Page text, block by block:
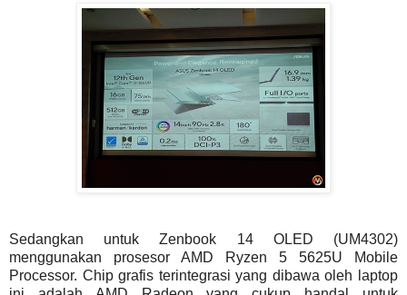
Sedangkan untuk Zenbook 14 OLED (UM4302)
menggunakan prosesor AMD Ryzen 5 5625U Mobile
Processor. Chip grafis terintegrasi yang dibawa oleh laptop